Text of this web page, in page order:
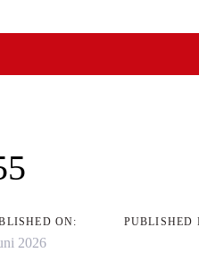
ON:
2026
PUBLISHED